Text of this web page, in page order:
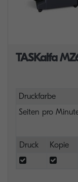
TASKalfa
Druckfarbe
Seiten pro
Druck
Kopie